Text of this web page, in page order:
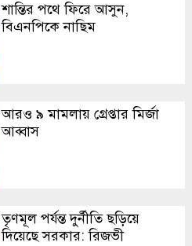
শান্তির পথে ফিরে আসুন,
বিএনপিকে নাছিম
আরও ৯ মামলায় গ্রেপ্তার মির্জা
আব্বাস
তৃণমূল পর্যন্ত দুর্নীতি ছড়িয়ে
দিয়েছে সরকার: রিজভী